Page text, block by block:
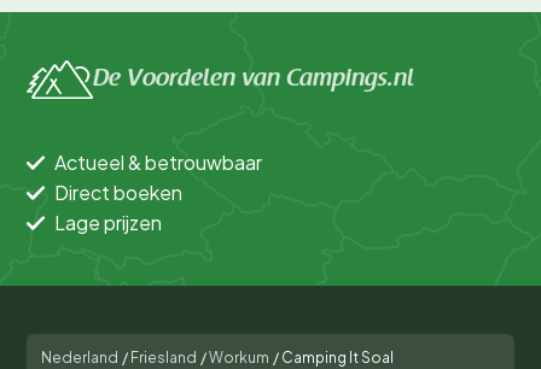
De Voordelen van Campings.nl
Actueel & betrouwbaar
Direct boeken
Lage prijzen
Nederland / Friesland /Workum / Camping It Soal